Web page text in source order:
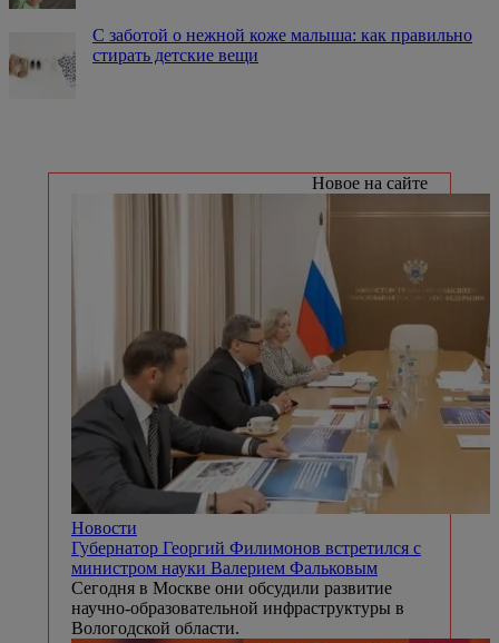
С заботой о нежной коже малыша: как правильно
стирать детские вещи
Новое на сайте
Новости
Губернатор Георгий Филимонов встретился с
министром науки Валерием Фальковым
Сегодня в Москве они обсудили развитие
научно-образовательной инфраструктуры в
Вологодской области.